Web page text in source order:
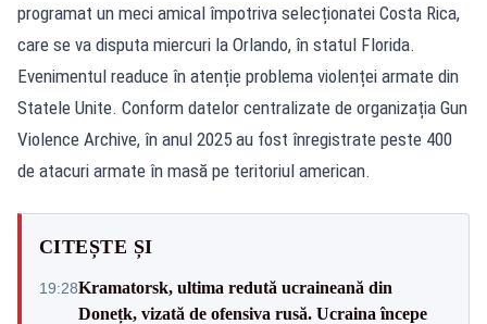
programat un meci amical împotriva selecționatei Costa Rica,
care se va disputa miercuri la Orlando, în statul Florida.
Evenimentul readuce în atenție problema violenței armate din
Statele Unite. Conform datelor centralizate de organizația Gun
Violence Archive, în anul 2025 au fost înregistrate peste 400
de atacuri armate în masă pe teritoriul american.
CITEȘTE ȘI
19:28Kramatorsk, ultima redută ucraineană din
Donețk, vizată de ofensiva rusă. Ucraina începe